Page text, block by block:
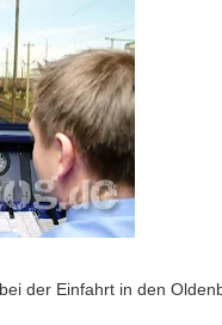
der Einfahrt in den